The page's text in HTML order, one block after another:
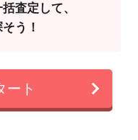
査定して、
う！
ート